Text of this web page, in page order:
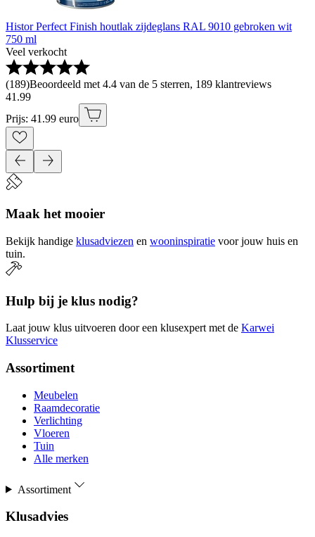
Histor Perfect Finish houtlak zijdeglans RAL 9010 gebroken wit
750 ml
Veel verkocht
(189)Beoordeeld met 4.4 van de 5 sterren, 189 klantreviews
41 .99
Prijs: 41.99 euro
Maak het mooier
Bekijk handige klusadviezen en wooninspiratie voor jouw huis en
tuin.
Hulp bij je klus nodig?
Laat jouw klus uitvoeren door een klusexpert met de Karwei
Klusservice
Assortiment
Meubelen
Raamdecoratie
Verlichting
Vloeren
Tuin
Alle merken
Assortiment
Klusadvies